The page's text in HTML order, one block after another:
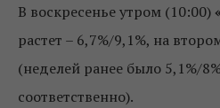
В воскресенье утром (10:00)
растет – 6,7%/9,1%, на
(неделей ранее было 5,1%/
соответственно).